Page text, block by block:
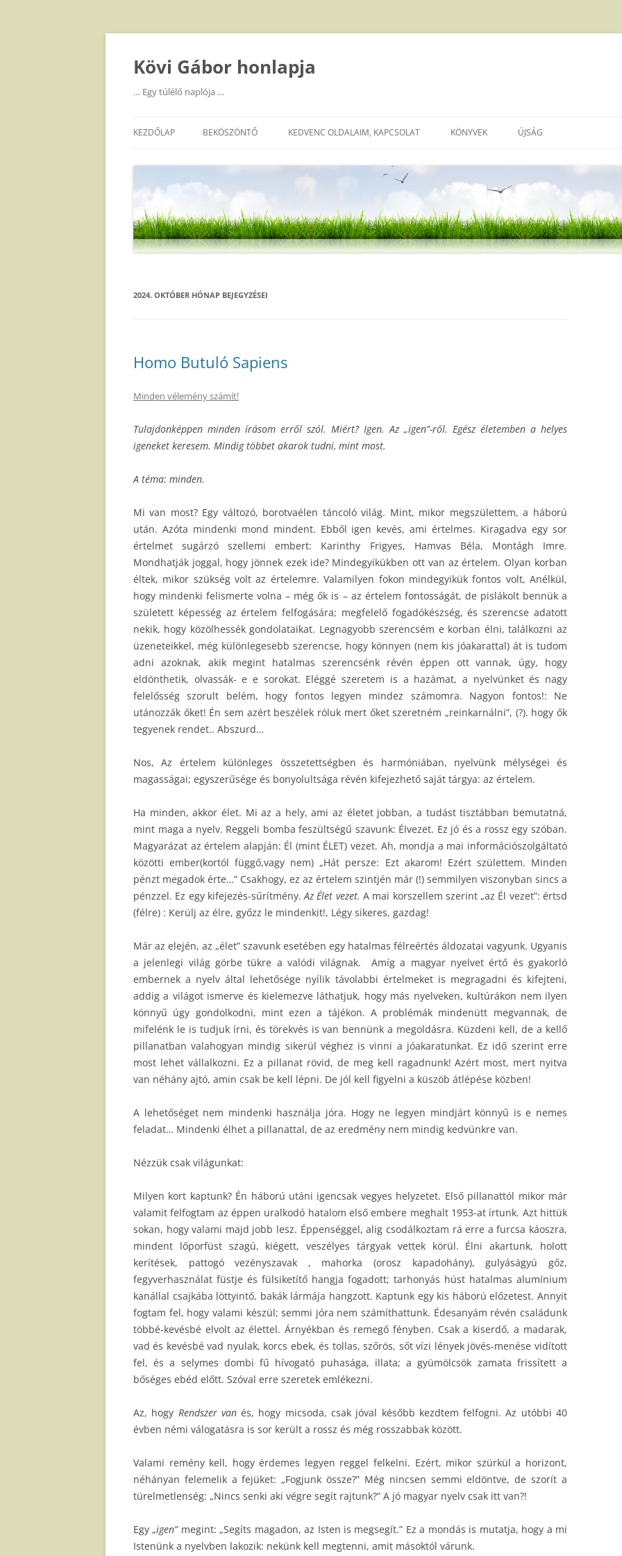
Kilépés
tartalomba
Kövi Gábor honlapja
… Egy túlélő naplója …
KEZDŐLAP BEKÖSZÖNTŐ KEDVENC OLDALAIM, KAPCSOLAT KÖNYVEK ÚJSÁG
2024. OKTÓBER HÓNAP BEJEGYZÉSEI
Homo Butuló Sapiens
Minden vélemény számít!
Tulajdonképpen minden írásom erről szól. Miért? Igen. Az „igen”-ről. Egész életemben a helyes
igeneket keresem. Mindig többet akarok tudni, mint most.
A téma: minden.
Mi van most? Egy változó, borotvaélen táncoló világ. Mint, mikor megszülettem, a háború
után. Azóta mindenki mond mindent. Ebből igen kevés, ami értelmes. Kiragadva egy sor
értelmet sugárzó szellemi embert: Karinthy Frigyes, Hamvas Béla, Montágh Imre.
Mondhatják joggal, hogy jönnek ezek ide? Mindegyikükben ott van az értelem. Olyan korban
éltek, mikor szükség volt az értelemre. Valamilyen fokon mindegyikük fontos volt, Anélkül,
hogy mindenki felismerte volna – még ők is – az értelem fontosságát, de pislákolt bennük a
született képesség az értelem felfogására; megfelelő fogadókészség, és szerencse adatott
nekik, hogy közölhessék gondolataikat. Legnagyobb szerencsém e korban élni, találkozni az
üzeneteikkel, még különlegesebb szerencse, hogy könnyen (nem kis jóakarattal) át is tudom
adni azoknak, akik megint hatalmas szerencsénk révén éppen ott vannak, úgy, hogy
eldönthetik, olvassák- e e sorokat. Eléggé szeretem is a hazámat, a nyelvünket és nagy
felelősség szorult belém, hogy fontos legyen mindez számomra. Nagyon fontos!: Ne
utánozzák őket! Én sem azért beszélek róluk mert őket szeretném „reinkarnálni”, (?). hogy ők
tegyenek rendet.. Abszurd…
Nos, Az értelem különleges összetettségben és harmóniában, nyelvünk mélységei és
magasságai; egyszerűsége és bonyolultsága révén kifejezhető saját tárgya: az értelem.
Ha minden, akkor élet. Mi az a hely, ami az életet jobban, a tudást tisztábban bemutatná,
mint maga a nyelv. Reggeli bomba feszültségű szavunk: Élvezet. Ez jó és a rossz egy szóban.
Magyarázat az értelem alapján: Él (mint ÉLET) vezet. Ah, mondja a mai információszolgáltató
közötti ember(kortól függő,vagy nem) „Hát persze: Ezt akarom! Ezért születtem. Minden
pénzt megadok érte…” Csakhogy, ez az értelem szintjén már (!) semmilyen viszonyban sincs a
pénzzel. Ez egy kifejezés-sűrítmény.Az Élet vezet. A mai korszellem szerint „az Él vezet”: értsd
(félre) : Kerülj az élre, győzz le mindenkit!, Légy sikeres, gazdag!
Már az elején, az „élet” szavunk esetében egy hatalmas félreértés áldozatai vagyunk. Ugyanis
a jelenlegi világ görbe tükre a valódi világnak. Amíg a magyar nyelvet értő és gyakorló
embernek a nyelv által lehetősége nyílik távolabbi értelmeket is megragadni és kifejteni,
addig a világot ismerve és kielemezve láthatjuk, hogy más nyelveken, kultúrákon nem ilyen
könnyű úgy gondolkodni, mint ezen a tájékon. A problémák mindenütt megvannak, de
mifelénk le is tudjuk írni, és törekvés is van bennünk a megoldásra. Küzdeni kell, de a kellő
pillanatban valahogyan mindig sikerül véghez is vinni a jóakaratunkat. Ez idő szerint erre
most lehet vállalkozni. Ez a pillanat rövid, de meg kell ragadnunk! Azért most, mert nyitva
van néhány ajtó, amin csak be kell lépni. De jól kell figyelni a küszöb átlépése közben!
A lehetőséget nem mindenki használja jóra. Hogy ne legyen mindjárt könnyű is e nemes
feladat… Mindenki élhet a pillanattal, de az eredmény nem mindig kedvünkre van.
Nézzük csak világunkat:
Milyen kort kaptunk? Én háború utáni igencsak vegyes helyzetet. Első pillanattól mikor már
valamit felfogtam az éppen uralkodó hatalom első embere meghalt 1953-at írtunk. Azt hittük
sokan, hogy valami majd jobb lesz. Éppenséggel, alig csodálkoztam rá erre a furcsa káoszra,
mindent lőporfüst szagú, kiégett, veszélyes tárgyak vettek körül. Élni akartunk, holott
kerítések, pattogó vezényszavak , mahorka (orosz kapadohány), gulyáságyú gőz,
fegyverhasználat füstje és fülsiketítő hangja fogadott; tarhonyás húst hatalmas alumínium
kanállal csajkába löttyintő, bakák lármája hangzott. Kaptunk egy kis háború előzetest. Annyit
fogtam fel, hogy valami készül; semmi jóra nem számíthattunk. Édesanyám révén családunk
többé-kevésbé elvolt az élettel. Árnyékban és remegő fényben. Csak a kiserdő, a madarak,
vad és kevésbé vad nyulak, korcs ebek, és tollas, szőrös, sőt vízi lények jövés-menése vidított
fel, és a selymes dombi fű hívogató puhasága, illata; a gyümölcsök zamata frissített a
bőséges ebéd előtt. Szóval erre szeretek emlékezni.
Az, hogy Rendszer vanés, hogy micsoda, csak jóval később kezdtem felfogni. Az utóbbi 40
évben némi válogatásra is sor került a rossz és még rosszabbak között.
Valami remény kell, hogy érdemes legyen reggel felkelni. Ezért, mikor szürkül a horizont,
néhányan felemelik a fejüket: „Fogjunk össze?” Még nincsen semmi eldöntve, de szorít a
türelmetlenség: „Nincs senki aki végre segít rajtunk?” A jó magyar nyelv csak itt van?!
Egy „igen”megint: „Segíts magadon, az Isten is megsegít.” Ez a mondás is mutatja, hogy a mi
Istenünk a nyelvben lakozik: nekünk kell megtenni, amit másoktól várunk.